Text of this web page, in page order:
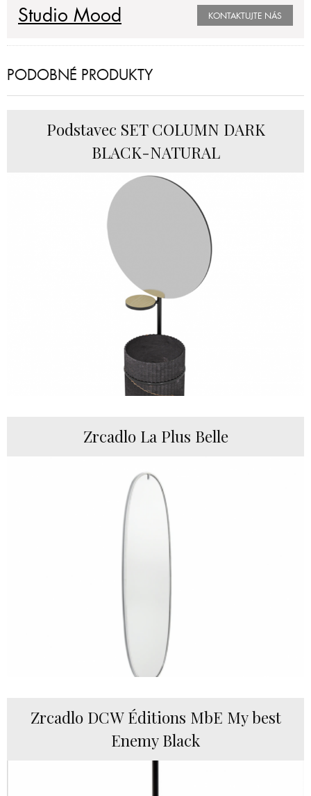
Studio Mood KONTAKTUJTE NÁS
PODOBNÉ PRODUKTY
Podstavec SET COLUMN DARK
BLACK-NATURAL
Zrcadlo La Plus Belle
Zrcadlo DCW Éditions MbE My best
Enemy Black